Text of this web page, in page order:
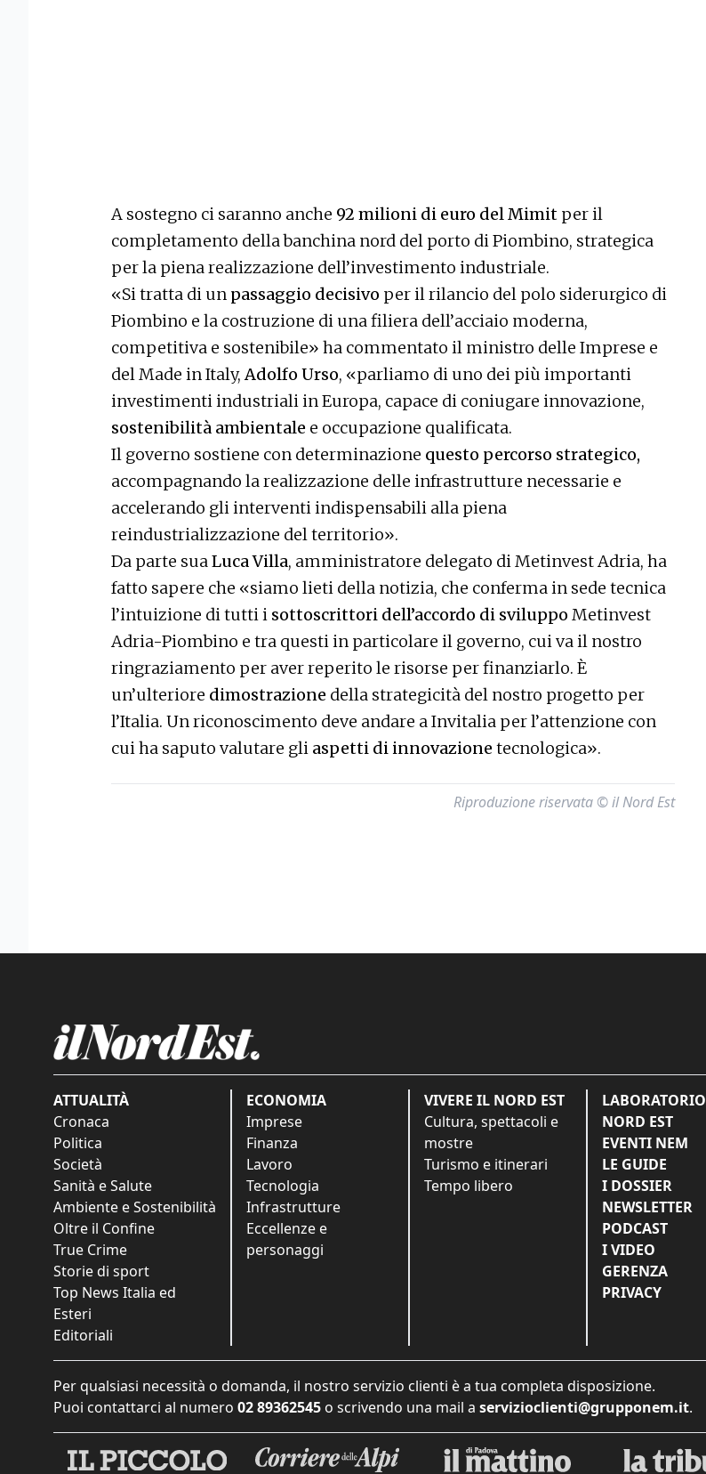
A sostegno ci saranno anche 92 milioni di euro del Mimit per il
completamento della banchina nord del porto di Piombino, strategica
per la piena realizzazione dell’investimento industriale.
«Si tratta di un passaggio decisivo per il rilancio del polo siderurgico di
Piombino e la costruzione di una filiera dell’acciaio moderna,
competitiva e sostenibile» ha commentato il ministro delle Imprese e
del Made in Italy,Adolfo Urso, «parliamo di uno dei più importanti
investimenti industriali in Europa, capace di coniugare innovazione,
sostenibilità ambientale e occupazione qualificata.
Il governo sostiene con determinazione questo percorso strategico,
accompagnando la realizzazione delle infrastrutture necessarie e
accelerando gli interventi indispensabili alla piena
reindustrializzazione del territorio».
Da parte suaLuca Villa, amministratore delegato di Metinvest Adria, ha
fatto sapere che «siamo lieti della notizia, che conferma in sede tecnica
l’intuizione di tutti i sottoscrittori dell’accordo di sviluppo Metinvest
Adria-Piombino e tra questi in particolare il governo, cui va il nostro
ringraziamento per aver reperito le risorse per finanziarlo. È
un’ulteriore dimostrazione della strategicità del nostro progetto per
l’Italia. Un riconoscimento deve andare a Invitalia per l’attenzione con
cui ha saputo valutare gli aspetti di innovazione tecnologica».
Riproduzione riservata © il Nord Est
ATTUALITÀ
Cronaca
Politica
Società
Sanità e Salute
Ambiente e Sostenibilità
Oltre il Confine
True Crime
Storie di sport
Top News Italia ed
Esteri
Editoriali
ECONOMIA
Imprese
Finanza
Lavoro
Tecnologia
Infrastrutture
Eccellenze e
personaggi
VIVERE IL NORD EST
Cultura, spettacoli e
mostre
Turismo e itinerari
Tempo libero
LABORATORIO
NORD EST
EVENTI NEM
LE GUIDE
I DOSSIER
NEWSLETTER
PODCAST
I VIDEO
GERENZA
PRIVACY
Per qualsiasi necessità o domanda, il nostro servizio clienti è a tua completa disposizione.
Puoi contattarci al numero 02 89362545 o scrivendo una mail a servizioclienti@grupponem.it.